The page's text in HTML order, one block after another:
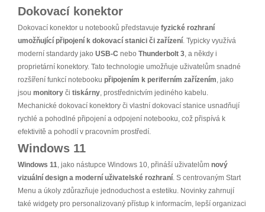
Dokovací konektor
Dokovací konektor u notebooků představuje fyzické rozhraní
umožňující připojení k dokovací stanici či zařízení. Typicky využívá
moderní standardy jako USB-C nebo Thunderbolt 3, a někdy i
proprietární konektory. Tato technologie umožňuje uživatelům snadné
rozšíření funkcí notebooku připojením k periferním zařízením, jako
jsou monitory či tiskárny, prostřednictvím jediného kabelu.
Mechanické dokovací konektory či vlastní dokovací stanice usnadňují
rychlé a pohodlné připojení a odpojení notebooku, což přispívá k
efektivitě a pohodlí v pracovním prostředí.
Windows 11
Windows 11, jako nástupce Windows 10, přináší uživatelům nový
vizuální design a moderní uživatelské rozhraní. S centrovaným Start
Menu a úkoly zdůrazňuje jednoduchost a estetiku. Novinky zahrnují
také widgety pro personalizovaný přístup k informacím, lepší organizaci